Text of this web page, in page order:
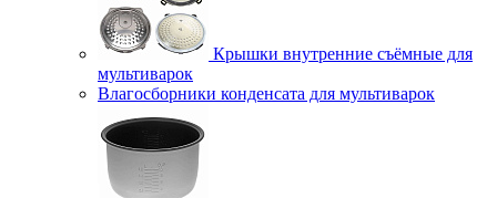
Крышки внутренние съёмные для
мультиварок
Влагосборники конденсата для мультиварок